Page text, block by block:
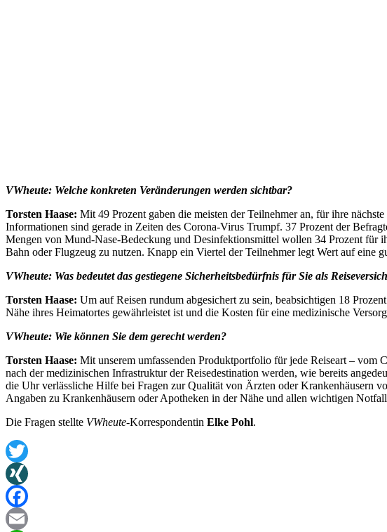
VWheute: Welche konkreten Veränderungen werden sichtbar?
Torsten Haase: Mit 49 Prozent gaben die meisten der Teilnehmer an, für ihre
Informationen sind gerade in Zeiten des Corona-Virus Trumpf. 37 Prozent der
Mengen von Mund-Nase-Bedeckung und Desinfektionsmittel wollen 34 Prozent für
Bahn oder Flugzeug zu nutzen. Knapp ein Viertel der Teilnehmer legt Wert auf eine
VWheute: Was bedeutet das gestiegene Sicherheitsbedürfnis für Sie als
Torsten Haase: Um auf Reisen rundum abgesichert zu sein, beabsichtigen 18
Nähe ihres Heimatortes gewährleistet ist und die Kosten für eine medizinische
VWheute: Wie können Sie dem gerecht werden?
Torsten Haase: Mit unserem umfassenden Produktportfolio für jede Reiseart – vom
nach der medizinischen Infrastruktur der Reisedestination werden, wie bereits
die Uhr verlässliche Hilfe bei Fragen zur Qualität von Ärzten oder Krankenhäusern
Angaben zu Krankenhäusern oder Apotheken in der Nähe und allen wichtigen
Die Fragen stellte VWheute-Korrespondentin Elke Pohl.
Twitter
XING
Facebook